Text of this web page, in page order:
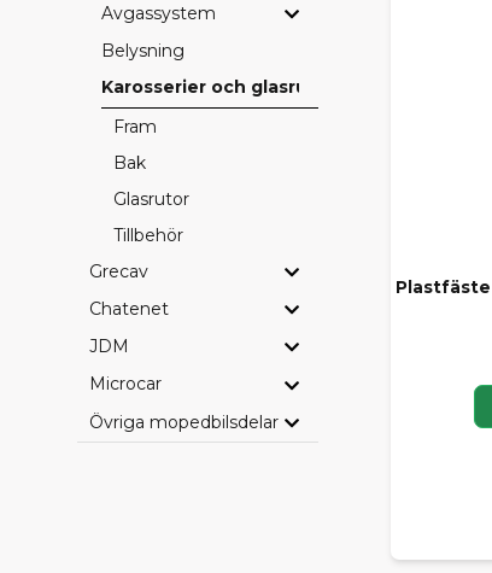
Avgassystem
Belysning
Karosserier och glasrutor
Fram
Bak
Glasrutor
Tillbehör
Grecav
Chatenet
JDM
Microcar
Övriga mopedbilsdelar
Plastfäste